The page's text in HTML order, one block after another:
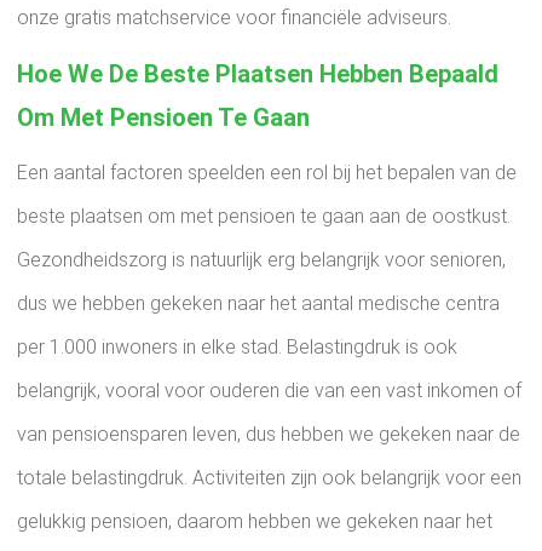
onze gratis matchservice voor financiële adviseurs.
Hoe We De Beste Plaatsen Hebben Bepaald
Om Met Pensioen Te Gaan
Een aantal factoren speelden een rol bij het bepalen van de
beste plaatsen om met pensioen te gaan aan de oostkust.
Gezondheidszorg is natuurlijk erg belangrijk voor senioren,
dus we hebben gekeken naar het aantal medische centra
per 1.000 inwoners in elke stad. Belastingdruk is ook
belangrijk, vooral voor ouderen die van een vast inkomen of
van pensioensparen leven, dus hebben we gekeken naar de
totale belastingdruk. Activiteiten zijn ook belangrijk voor een
gelukkig pensioen, daarom hebben we gekeken naar het